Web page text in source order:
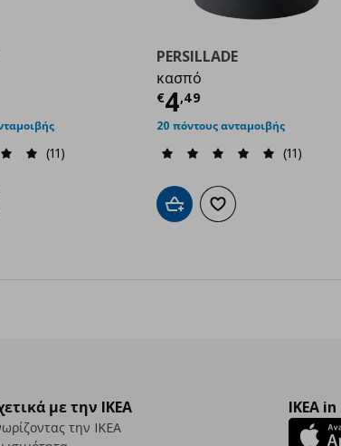
τιμή € 69,99
(11)
καλάθιστα αγαπημένα
PERSILLADE
κασπό
€4,49
Τρέχουσα τιμή
20 πόντους ανταμοιβής
(11)
Προσθήκη στο καλάθι
Προσθήκη στα
με την IKEA
την IKEA
IKEA